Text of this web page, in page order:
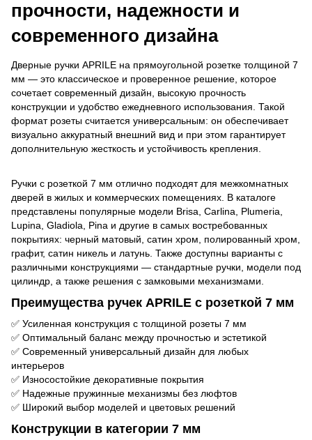
прочности, надежности и
современного дизайна
Дверные ручки APRILE на прямоугольной розетке толщиной 7
мм — это классическое и проверенное решение, которое
сочетает современный дизайн, высокую прочность
конструкции и удобство ежедневного использования. Такой
формат розеты считается универсальным: он обеспечивает
визуально аккуратный внешний вид и при этом гарантирует
дополнительную жесткость и устойчивость крепления.
Ручки с розеткой 7 мм отлично подходят для межкомнатных
дверей в жилых и коммерческих помещениях. В каталоге
представлены популярные модели Brisa, Carlina, Plumeria,
Lupina, Gladiola, Pina и другие в самых востребованных
покрытиях: черный матовый, сатин хром, полированный хром,
графит, сатин никель и латунь. Также доступны варианты с
различными конструкциями — стандартные ручки, модели под
цилиндр, а также решения с замковыми механизмами.
Преимущества ручек APRILE с розеткой 7 мм
✅ Усиленная конструкция с толщиной розеты 7 мм
✅ Оптимальный баланс между прочностью и эстетикой
✅ Современный универсальный дизайн для любых
интерьеров
✅ Износостойкие декоративные покрытия
✅ Надежные пружинные механизмы без люфтов
✅ Широкий выбор моделей и цветовых решений
Конструкции в категории 7 мм